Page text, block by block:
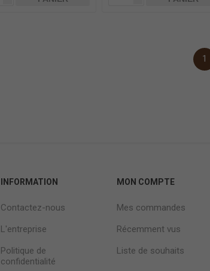
1
INFORMATION
Contactez-nous
L'entreprise
Politique de
confidentialité
MON COMPTE
Mes commandes
Récemment vus
Liste de souhaits